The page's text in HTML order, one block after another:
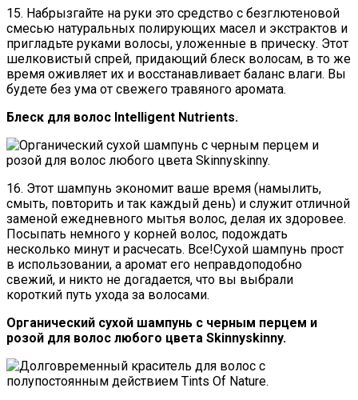
15. Набрызгайте на руки это средство с безглютеновой
смесью натуральных полирующих масел и экстрактов и
пригладьте руками волосы, уложенные в прическу. Этот
шелковистый спрей, придающий блеск волосам, в то же
время оживляет их и восстанавливает баланс влаги. Вы
будете без ума от свежего травяного аромата.
Блеск для волос Intelligent Nutrients.
16. Этот шампунь экономит ваше время (намылить,
смыть, повторить и так каждый день) и служит отличной
заменой ежедневного мытья волос, делая их здоровее.
Посыпать немного у корней волос, подождать
несколько минут и расчесать. Все!Сухой шампунь прост
в использовании, а аромат его неправдоподобно
свежий, и никто не догадается, что вы выбрали
короткий путь ухода за волосами.
Органический сухой шампунь с черным перцем и
розой для волос любого цвета Skinnyskinny.